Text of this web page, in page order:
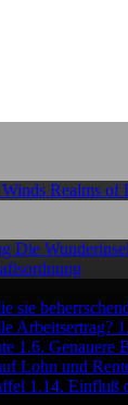
Realms of
Die
sie
Arbeitsertrag?
1.6. Genauere
Lohn und
1.14. Einfluß